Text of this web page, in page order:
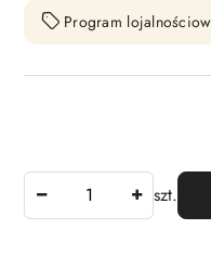
Program
szt.